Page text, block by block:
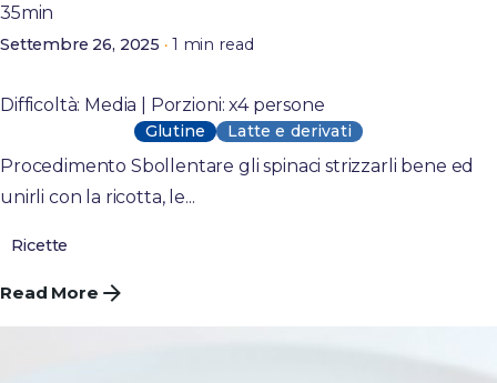
35min
Settembre 26, 2025 1 min read
Difficoltà: Media | Porzioni: x4 persone
Glutine Latte e derivati
Procedimento Sbollentare gli spinaci strizzarli bene ed
unirli con la ricotta, le...
Ricette
Read More